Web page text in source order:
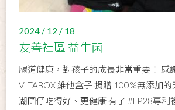
2024 / 12 / 18
友善社區 益生菌
腸道健康，對孩子的成長非常重要！ 感
VITABOX 維他盒子 捐贈 100%無添加
湖囝仔吃得好、更健康 有了 #LP28專利